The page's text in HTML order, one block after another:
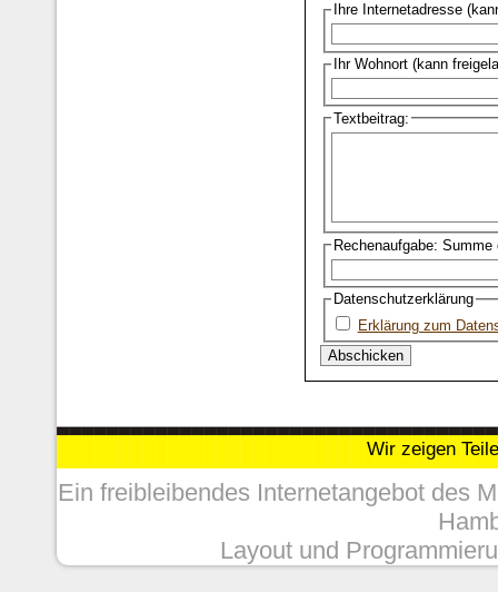
Ihre Internetadresse
Ihr Wohnort (kann
Textbeitrag:
Rechenaufgabe:
Datenschutzerklärung
Erklärung zum
Wir zeigen
Ein freibleibendes Internetangebot des
Layout und